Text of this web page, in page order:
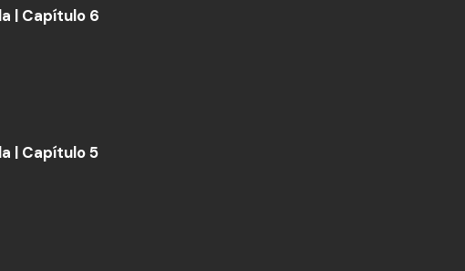
| Capítulo 6
| Capítulo 5